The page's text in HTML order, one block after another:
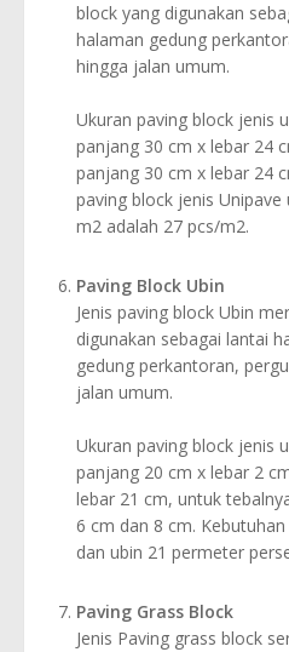
block yang digunakan
halaman gedung
hingga jalan umum.
Ukuran paving block jenis
panjang 30 cm x lebar 24
panjang 30 cm x lebar 24
paving block jenis
m2 adalah 27 pcs/m2.
Paving Block Ubin
Jenis paving block Ubin
digunakan sebagai lantai
gedung perkantoran,
jalan umum.
Ukuran paving block jenis
panjang 20 cm x lebar 2
lebar 21 cm, untuk
6 cm dan 8 cm.
dan ubin 21 permeter
Paving Grass Block
Jenis Paving grass block